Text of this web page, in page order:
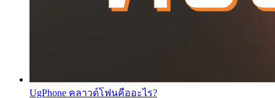
UgPhone คลาวด์โฟนคืออะไร?